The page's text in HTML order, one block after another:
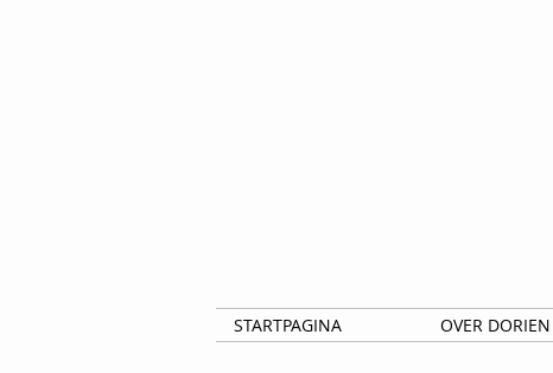
STARTPAGINA OVER DORIEN